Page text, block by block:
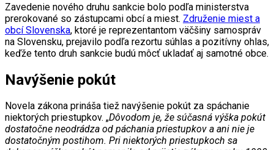
Zavedenie nového druhu sankcie bolo podľa ministerstva
prerokované so zástupcami obcí a miest. Združenie miest a
obcí Slovenska, ktoré je reprezentantom väčšiny samospráv
na Slovensku, prejavilo podľa rezortu súhlas a pozitívny ohlas,
keďže tento druh sankcie budú môcť ukladať aj samotné obce.
Navýšenie pokút
Novela zákona prináša tiež navýšenie pokút za spáchanie
niektorých priestupkov. „Dôvodom je, že súčasná výška pokút
dostatočne neodrádza od páchania priestupkov a ani nie je
dostatočným postihom. Pri niektorých priestupkoch sa